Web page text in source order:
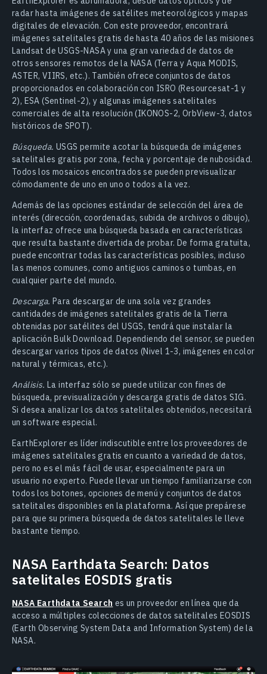
radar hasta imágenes de satélites meteorológicos y mapas
digitales de elevación. Con este proveedor, encontrará
imágenes satelitales gratis de hasta 40 años de las misiones
Landsat de USGS-NASA y una gran variedad de datos de
otros sensores remotos de la NASA (Terra y Aqua MODIS,
ASTER, VIIRS, etc.). También ofrece conjuntos de datos
proporcionados en colaboración con ISRO (Resourcesat-1 y
2), ESA (Sentinel-2), y algunas imágenes satelitales
comerciales de alta resolución (IKONOS-2, OrbView-3, datos
históricos de SPOT).
Búsqueda. USGS permite acotar la búsqueda de imágenes
satelitales gratis por zona, fecha y porcentaje de nubosidad.
Todos los mosaicos encontrados se pueden previsualizar
cómodamente de uno en uno o todos a la vez.
Además de las opciones estándar de selección del área de
interés (dirección, coordenadas, subida de archivos o dibujo),
la interfaz ofrece una búsqueda basada en características
que resulta bastante divertida de probar. De forma gratuita,
puede encontrar todas las características posibles, incluso
las menos comunes, como antiguos caminos o tumbas, en
cualquier parte del mundo.
Descarga. Para descargar de una sola vez grandes
cantidades de imágenes satelitales gratis de la Tierra
obtenidas por satélites del USGS, tendrá que instalar la
aplicación Bulk Download. Dependiendo del sensor, se pueden
descargar varios tipos de datos (Nivel 1-3, imágenes en color
natural y térmicas, etc.).
Análisis. La interfaz sólo se puede utilizar con fines de
búsqueda, previsualización y descarga gratis de datos SIG.
Si desea analizar los datos satelitales obtenidos, necesitará
un software especial.
EarthExplorer es líder indiscutible entre los proveedores de
imágenes satelitales gratis en cuanto a variedad de datos,
pero no es el más fácil de usar, especialmente para un
usuario no experto. Puede llevar un tiempo familiarizarse con
todos los botones, opciones de menú y conjuntos de datos
satelitales disponibles en la plataforma. Así que prepárese
para que su primera búsqueda de datos satelitales le lleve
bastante tiempo.
NASA Earthdata Search: Datos
satelitales EOSDIS gratis
NASA Earthdata Search es un proveedor en línea que da
acceso a múltiples colecciones de datos satelitales EOSDIS
(Earth Observing System Data and Information System) de la
NASA.